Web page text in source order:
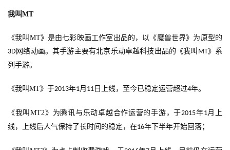
3
0
日
茶
对
接
会
我叫MT
《我叫 MT》是由七彩映画工作室出品的，以《魔兽世界》为原型的
3D网络动画。其手游主要有北京乐动卓越科技出品的《我叫 MT》系
列手游。
《我叫MT》于2013年1月 11 日上线，至今已稳定运营超过4年。
《我叫MT2》为腾讯与乐动卓越合作运营的手游，于2015年1月上
线，上线后人气保持了长时间的稳定，在16年下半年开始回落；